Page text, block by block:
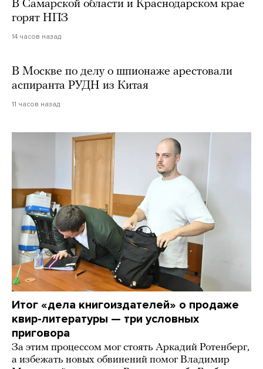
В Самарской области и Краснодарском крае
горят НПЗ
14 часов назад
В Москве по делу о шпионаже арестовали
аспиранта РУДН из Китая
11 часов назад
Итог «дела книгоиздателей» о продаже
квир-литературы — три условных
приговора
За этим процессом мог стоять Аркадий Ротенберг,
а избежать новых обвинений помог Владимир